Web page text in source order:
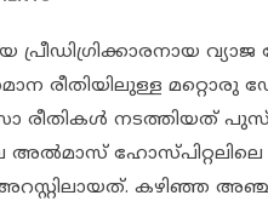
പ്രീഡിഗ്രിക്കാരനായ
രീതിയിലുള്ള
രീതികള്‍ നടത്തിയത്
അല്‍മാസ്
കഴിഞ്ഞ